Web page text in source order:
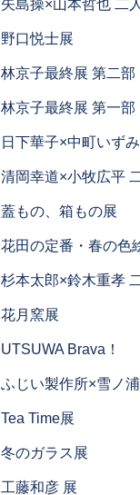
矢島操×山本哲也 二
野口悦士展
林京子最終展 第二
林京子最終展 第一
日下華子×中町いず
清岡幸道×小牧広平
蓋もの、箱もの展
花田の定番・春の色
杉本太郎×鈴木重孝
花月窯展
UTSUWA Brava！
ふじい製作所×雪ノ
Tea Time展
冬のガラス展
工藤和彦 展